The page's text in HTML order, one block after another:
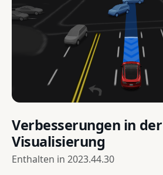
Verbesserungen in der
Visualisierung
Enthalten in 2023.44.30